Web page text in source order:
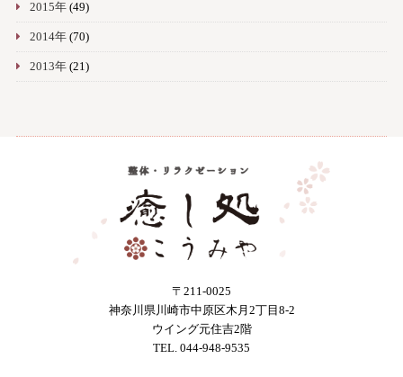
2015年(49)
2014年(70)
2013年(21)
〒211-0025
神奈川県川崎市中原区木月2丁目8-2
ウイング元住吉2階
TEL. 044-948-9535